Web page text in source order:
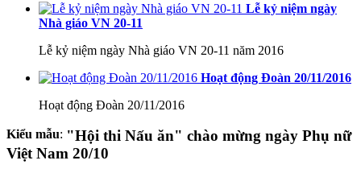
Lễ kỷ niệm ngày
Nhà giáo VN 20-11
Lễ kỷ niệm ngày Nhà giáo VN 20-11 năm 2016
Hoạt động Đoàn 20/11/2016
Hoạt động Đoàn 20/11/2016
Kiểu mẫu: "Hội thi Nấu ăn" chào mừng ngày Phụ nữ
Việt Nam 20/10